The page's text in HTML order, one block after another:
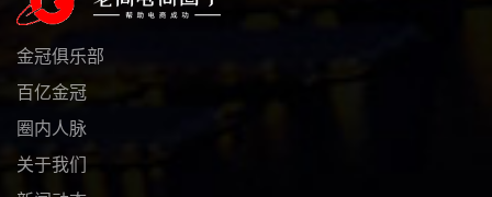
金冠俱乐部
百亿金冠
圈内人脉
关于我们